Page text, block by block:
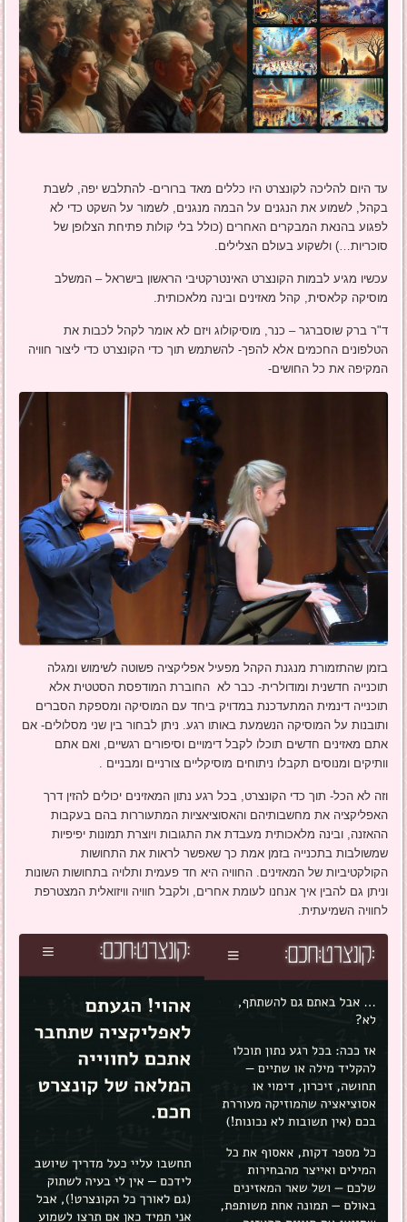
עד היום להליכה לקונצרט היו כללים מאד ברורים- להתלבש יפה, לשבת
בקהל, לשמוע את הנגנים על הבמה מנגנים, לשמור על השקט כדי לא
לפגוע בהנאת המבקרים האחרים (כולל בלי קולות פתיחת הצלופן של
סוכריות…) ולשקוע בעולם הצלילים.
עכשיו מגיע לבמות הקונצרט האינטרקטיבי הראשון בישראל – המשלב
מוסיקה קלאסית, קהל מאזינים ובינה מלאכותית.
ד"ר ברק שוסברגר – כנר, מוסיקולוג ויזם לא אומר לקהל לכבות את
הטלפונים החכמים אלא להפך- להשתמש תוך כדי הקונצרט כדי ליצור חוויה
המקיפה את כל החושים-
בזמן שהתזמורת מנגנת הקהל מפעיל אפליקציה פשוטה לשימוש ומגלה
תוכנייה חדשנית ומודולרית- כבר לא החוברת המודפסת הסטטית אלא
תוכנייה דינמית המתעדכנת במדויק ביחד עם המוסיקה ומספקת הסברים
ותובנות על המוסיקה הנשמעת באותו רגע. ניתן לבחור בין שני מסלולים- אם
אתם מאזינים חדשים תוכלו לקבל דימויים וסיפורים רגשיים, ואם אתם
וותיקים ומנוסים תקבלו ניתוחים מוסיקליים צורניים ומבניים .
וזה לא הכל- תוך כדי הקונצרט, בכל רגע נתון המאזינים יכולים להזין דרך
האפליקציה את מחשבותיהם והאסוציאציות המתעוררות בהם בעקבות
ההאזנה, ובינה מלאכותית מעבדת את התגובות ויוצרת תמונות יפיפיות
שמשולבות בתכנייה בזמן אמת כך שאפשר לראות את התחושות
הקולקטיביות של המאזינים. החוויה היא חד פעמית ותלויה בתחושות השונות
וניתן גם להבין איך אנחנו לעומת אחרים, ולקבל חוויה וויזואלית המצטרפת
לחוויה השמיעתית.